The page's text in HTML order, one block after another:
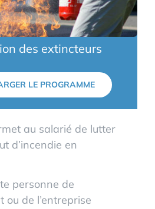
des extincteurs
LE PROGRAMME
au salarié de lutter
d’incendie en
personne de
ou de l’entreprise